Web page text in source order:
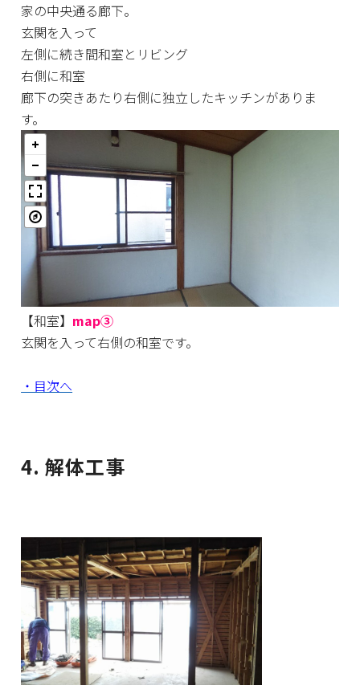
家の中央通る廊下。
玄関を入って
左側に続き間和室とリビング
右側に和室
廊下の突きあたり右側に独立したキッチンがありま
す。
【和室】 map③
玄関を入って右側の和室です。
・目次へ
4. 解体工事